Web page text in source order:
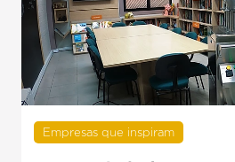
Empresas que inspiram